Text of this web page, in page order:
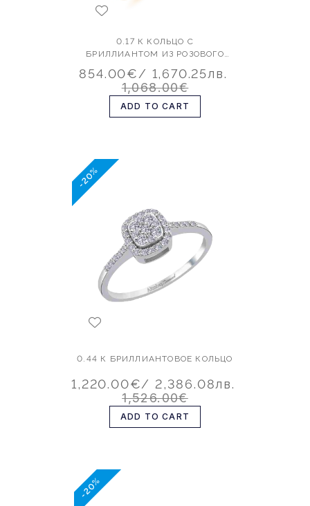
0.17 К КОЛЬЦО С
БРИЛЛИАНТОМ ИЗ РОЗОВОГО
854.00€/ 1,670.25лв.
1,068.00€
ADD TO CART
-20%
0.44 К БРИЛЛИАНТОВОЕ КОЛЬЦО
1,220.00€/ 2,386.08лв.
1,526.00€
ADD TO CART
-20%